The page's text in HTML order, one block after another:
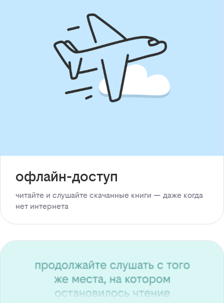
офлайн-доступ
читайте и слушайте скачанные книги — даже когда
нет интернета